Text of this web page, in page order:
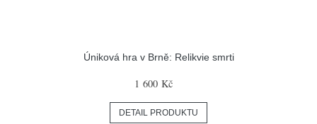
Úniková hra v Brně: Relikvie smrti
1 600 Kč
DETAIL PRODUKTU